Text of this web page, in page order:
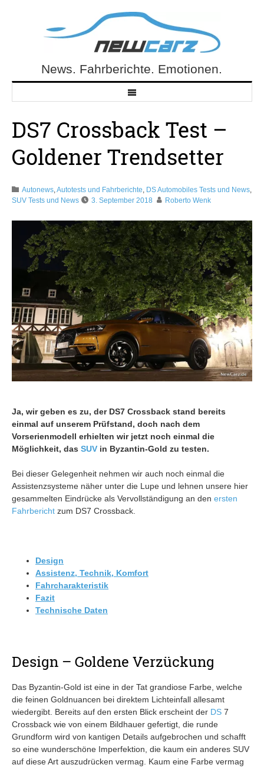
NewCarz.deNews. Fahrberichte. Emotionen.
DS7 Crossback Test –
Goldener Trendsetter
Autonews,Autotests und Fahrberichte, DS Automobiles Tests und News,
SUV Tests und News
3. September 2018 Roberto Wenk
Ja, wir geben es zu, der DS7 Crossback stand bereits
einmal auf unserem Prüfstand, doch nach dem
Vorserienmodell erhielten wir jetzt noch einmal die
Möglichkeit, das SUV in Byzantin-Gold zu testen.
Bei dieser Gelegenheit nehmen wir auch noch einmal die
Assistenzsysteme näher unter die Lupe und lehnen unsere hier
gesammelten Eindrücke als Vervollständigung an den ersten
Fahrbericht zum DS7 Crossback.
Design
Assistenz, Technik, Komfort
Fahrcharakteristik
Fazit
Technische Daten
Design – Goldene Verzückung
Das Byzantin-Gold ist eine in der Tat grandiose Farbe, welche
die feinen Goldnuancen bei direktem Lichteinfall allesamt
wiedergibt. Bereits auf den ersten Blick erscheint der DS 7
Crossback wie von einem Bildhauer gefertigt, die runde
Grundform wird von kantigen Details aufgebrochen und schafft
so eine wunderschöne Imperfektion, die kaum ein anderes SUV
auf diese Art auszudrücken vermag. Kaum eine Farbe vermag